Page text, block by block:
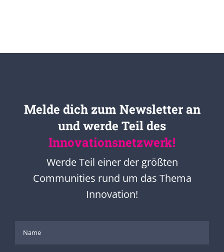
Melde dich zum Newsletter an
und werde Teil des
Innovationsnetzwerk!
Werde Teil einer der größten
Communities rund um das Thema
Innovation!